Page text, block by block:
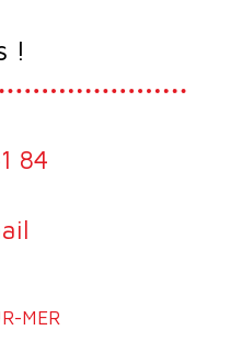
!
84
MER